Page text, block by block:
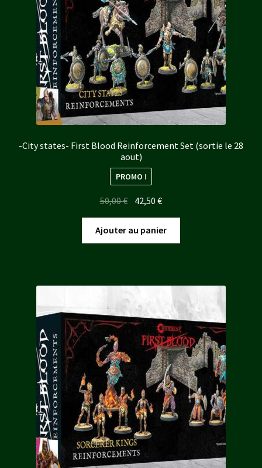
-City states- First Blood Reinforcement Set (sortie le 28
aout)
PROMO !
50,00€ Le
initial
était :
42,50€Le
actuel
est :
Ajouter au panier